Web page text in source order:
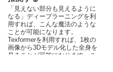
「見えない部分も見えるように
なる」ディープラーニングを利
用すれば、こんな魔法のような
ことが可能になります。
Texformerを利用すれば、1枚の
画像から3Dモデル化した全身を
見ることが可能になります。こ